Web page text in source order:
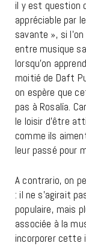
il y est question
appréciable par
savante », si
entre musique
lorsqu’on
moitié de Daft
on espère que
pas à Rosalía.
le loisir d’être
comme ils
leur passé pour
A contrario, on
: il ne s’agirait
populaire, mais
associée à la
incorporer cette